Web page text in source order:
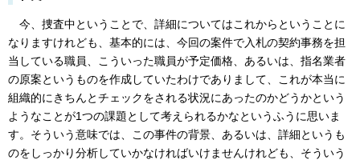
今、捜査中ということで、詳細についてはこれからということに
なりますけれども、基本的には、今回の案件で入札の契約事務を担
当している職員、こういった職員が予定価格、あるいは、指名業者
の原案というものを作成していたわけでありまして、これが本当に
組織的にきちんとチェックをされる状況にあったのかどうかという
ようなことが1つの課題として考えられるかなというふうに思いま
す。そういう意味では、この事件の背景、あるいは、詳細というも
のをしっかり分析していかなければいけませんけれども、そういう